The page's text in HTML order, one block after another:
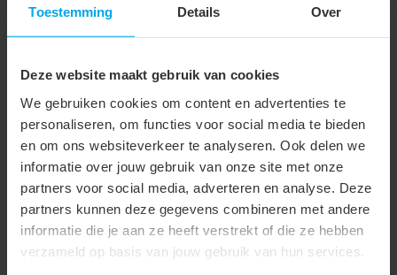
Toestemming Details Over
Deze website maakt gebruik van cookies
We gebruiken cookies om content en advertenties te
personaliseren, om functies voor social media te bieden
en om ons websiteverkeer te analyseren. Ook delen we
informatie over jouw gebruik van onze site met onze
partners voor social media, adverteren en analyse. Deze
partners kunnen deze gegevens combineren met andere
informatie die je aan ze heeft verstrekt of die ze hebben
verzameld op basis van jouw gebruik van hun services.
Geschikt voor
Persvorm
F-krimp
Doorsnede
0.05 - 0.5 mm²
AWG-bereik
29 - 21
Met eindvergrendeling (bij
mechanische
gereedschappen)
Uitvoering/bediening
Mechanisch